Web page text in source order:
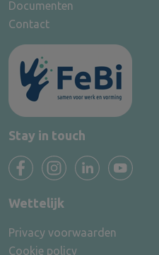
Documenten
Contact
Stay in touch
Wettelijk
Privacy voorwaarden
Cookie policy